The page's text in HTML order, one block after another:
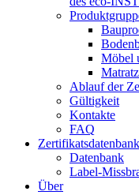
Möbel
Ablauf der
Gültigkeit
Kontakte
FAQ
Zertifikatsdatenbank
Datenbank
Label-
Über